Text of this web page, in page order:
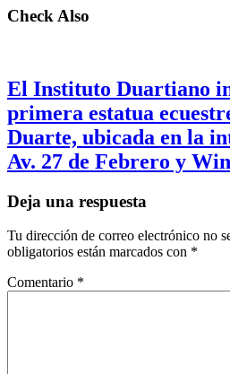
Check Also
El Instituto Duartiano
primera estatua
Duarte, ubicada en la
Av. 27 de Febrero y
Deja una respuesta
Tu dirección de correo electrónico no
obligatorios están marcados con *
Comentario *